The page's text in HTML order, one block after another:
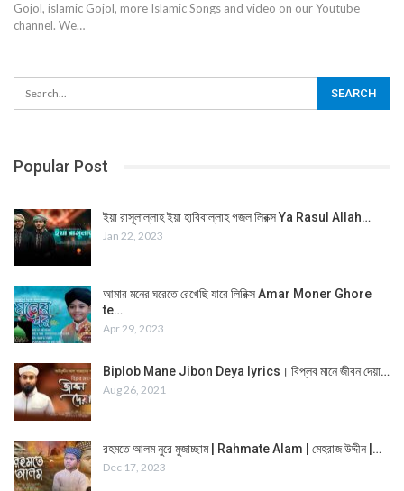
Gojol, islamic Gojol, more Islamic Songs and video on our Youtube
channel. We…
Popular Post
ইয়া রাসূলাল্লাহ ইয়া হাবিবাল্লাহ গজল লিরক্স Ya Rasul Allah…
Jan 22, 2023
আমার মনের ঘরেতে রেখেছি যারে লিরিক্স Amar Moner Ghore
te…
Apr 29, 2023
Biplob Mane Jibon Deya lyrics। বিপ্লব মানে জীবন দেয়া…
Aug 26, 2021
রহমতে আলম নুরে মুজাচ্ছাম | Rahmate Alam | মেহরাজ উদ্দীন |…
Dec 17, 2023